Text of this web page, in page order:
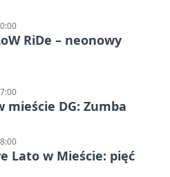
RiDe – neonowy
mieście DG: Zumba
Lato w Mieście: pięć